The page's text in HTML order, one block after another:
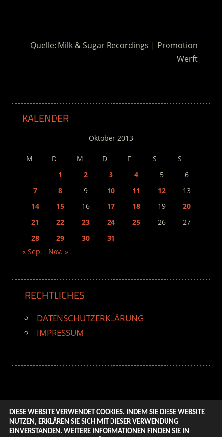
Quelle: Milk & Sugar Recordings | Promotion
Werft
KALENDER
Oktober 2013
M D M D F S
S
1
2 3 4 5
6
7
8 9 10 11 12
13
14
15 16 17 18 19
20
21
22 23 24 25 26
27
28
29 30
31
« Sep.
Nov. »
RECHTLICHES
DATENSCHUTZERKLÄRUNG
IMPRESSUM
© 2026 ENTERTAINMENT BASE – Life & Style Magazine.
DIESE WEBSITE VERWENDET COOKIES. INDEM SIE DIESE WEBSITE
NUTZEN, ERKLÄREN SIE SICH MIT DIESER VERWENDUNG
EINVERSTANDEN. WEITERE INFORMATIONEN FINDEN SIE IN